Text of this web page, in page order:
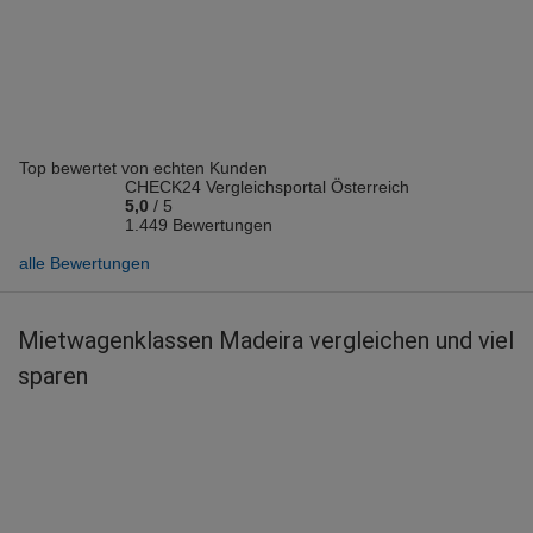
Colin G.
abgegeben am 04.08.2026
Abholort: Madeira
Abholort: Madeira Flughafen
Vermieter: Insularcar
Top bewertet von echten Kunden
CHECK24 Vergleichsportal Österreich
5,0 / 5
1.449 Bewertungen
alle Bewertungen
Mietwagenklassen Madeira vergleichen und viel
sparen